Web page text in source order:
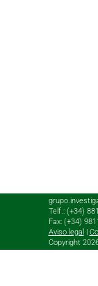
Telf.: (+34)
Fax: (+34)
Aviso legal
Copyright